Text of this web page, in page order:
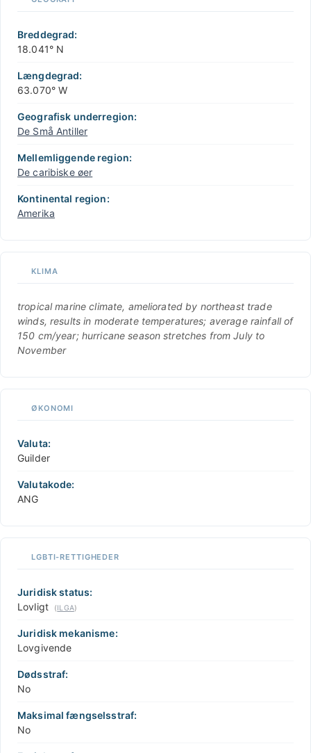
Breddegrad:
18.041° N
Længdegrad:
63.070° W
Geografisk underregion:
De Små Antiller
Mellemliggende region:
De caribiske øer
Kontinental region:
Amerika
KLIMA
tropical marine climate, ameliorated by northeast trade
winds, results in moderate temperatures; average rainfall of
150 cm/year; hurricane season stretches from July to
November
ØKONOMI
Valuta:
Guilder
Valutakode:
ANG
LGBTI-RETTIGHEDER
Juridisk status:
Lovligt
(ILGA)
Juridisk mekanisme:
Lovgivende
Dødsstraf:
No
Maksimal fængselsstraf:
No